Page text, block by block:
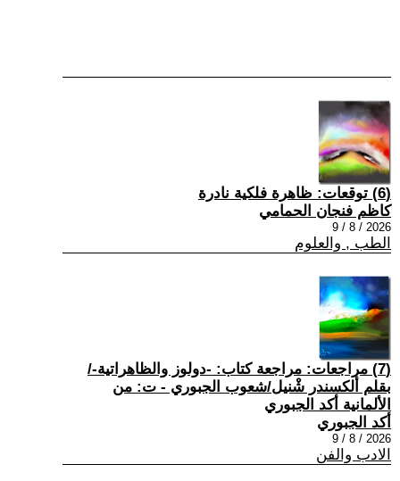
(6) توقعات: ظاهرة فلكية نادرة
كاظم فنجان الحمامي
2026 / 8 / 9
الطب , والعلوم
(7) مراجعات: مراجعة كتاب: -دولوز والظاهراتية-/
بقلم ألكسندر شْنيل/شعوب الجبوري - ت: من
الألمانية أكد الجبوري
أكد الجبوري
2026 / 8 / 9
الادب والفن